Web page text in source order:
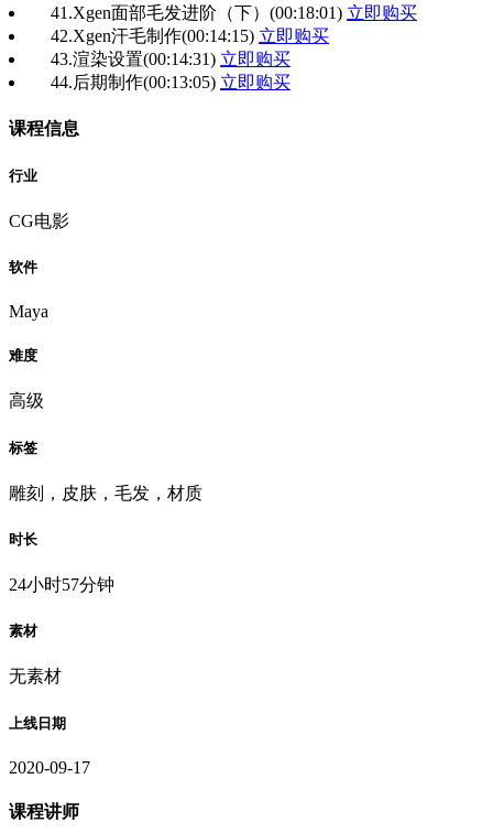
41.Xgen面部毛发进阶（下） (00:18:01) 立即购买
42.Xgen汗毛制作(00:14:15) 立即购买
43.渲染设置(00:14:31) 立即购买
44.后期制作(00:13:05) 立即购买
课程信息
行业
CG电影
软件
Maya
难度
高级
标签
雕刻，皮肤，毛发，材质
时长
24小时57分钟
素材
无素材
上线日期
2020-09-17
课程讲师